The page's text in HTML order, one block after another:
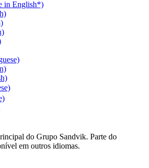
in English*)
do Grupo Sandvik. Parte do
em outros idiomas.